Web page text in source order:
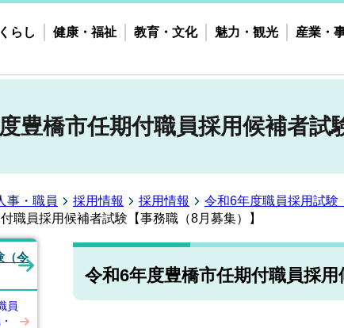
くらし 健康・福祉 教育・文化 魅力・観光 産業・
豊橋市任期付職員採用候補者試
事・職員 採用情報 採用情報
令和6年度職員採用試験
職員採用候補者試験【事務職（8月募集）】
（令
員
令和6年度豊橋市任期付職員採用